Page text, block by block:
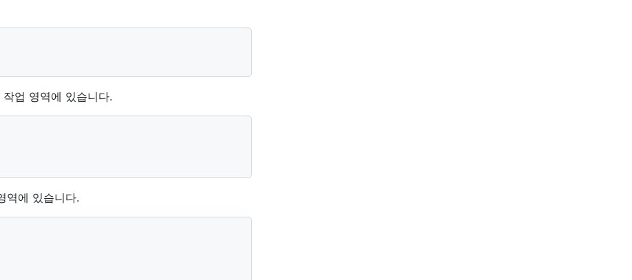
작업 영역에 있습니다.
역에 있습니다.